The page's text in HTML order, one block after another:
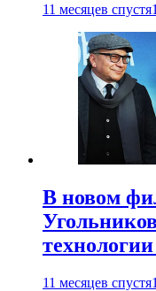
11 месяцев спустя
В новом
11 месяцев спустя